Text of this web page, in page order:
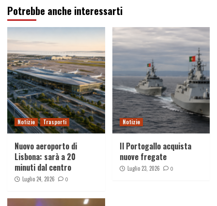
Potrebbe anche interessarti
Notizie Trasporti
Nuovo aeroporto di
Lisbona: sarà a 20
minuti dal centro
Luglio 24, 2026 0
Notizie
Il Portogallo acquista
nuove fregate
Luglio 23, 2026 0